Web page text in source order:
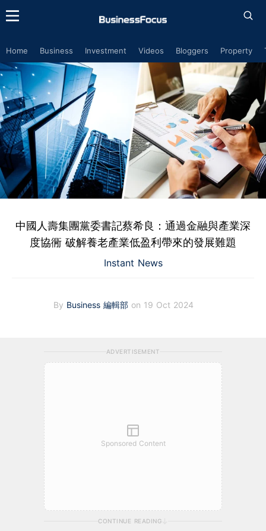
Home Business Investment Videos Bloggers Property
中國人壽集團黨委書記蔡希良：通過金融與產業深
度協衕 破解養老產業低盈利帶來的發展難題
Instant News
By Business 編輯部 on 19 Oct 2024
ADVERTISEMENT
Sponsored Content
CONTINUE READING